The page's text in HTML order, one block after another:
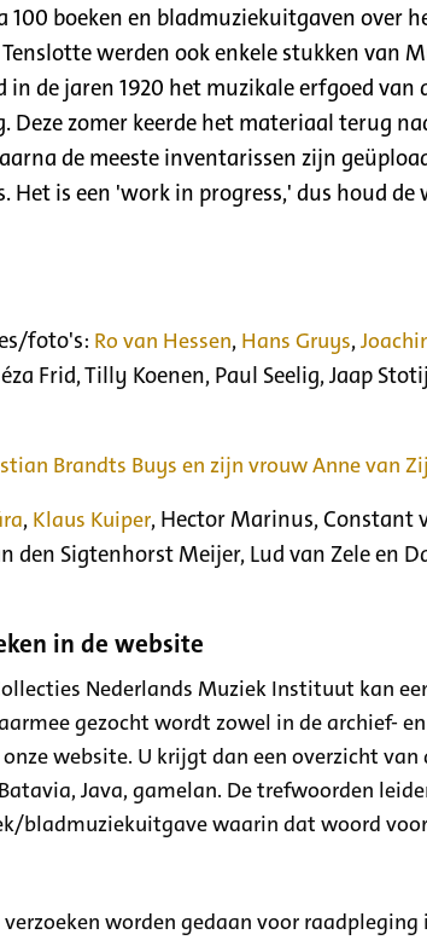
boeken en bladmuziekuitgaven over
werden ook enkele stukken van
de jaren 1920 het muzikale erfgoed van
Deze zomer keerde het materiaal terug
de meeste inventarissen zijn
is een 'work in progress,' dus houd de
foto's: Ro van Hessen, Hans Gruys,
Frid, Tilly Koenen, Paul Seelig, Jaap
Brandts Buys en zijn vrouw Anne van
, Klaus Kuiper, Hector Marinus, Constant
den Sigtenhorst Meijer, Lud van Zele en
in de website
Nederlands Muziek Instituut kan
gezocht wordt zowel in de archief- en
website. U krijgt dan een overzicht van
Java, gamelan. De trefwoorden
bladmuziekuitgave waarin dat woord
worden gedaan voor raadpleging